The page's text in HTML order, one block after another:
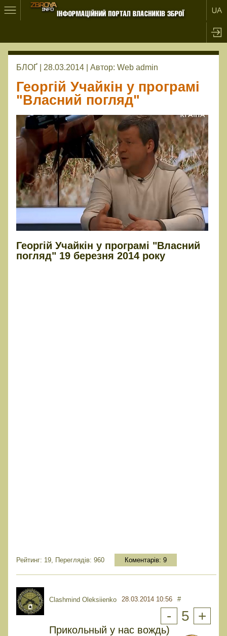
БЛОҐ | 28.03.2014 | Автор: Web admin
Георгій Учайкін у програмі
"Власний погляд"
Георгій Учайкін у програмі "Власний
погляд" 19 березня 2014 року
Рейтинг: 19, Переглядів: 960 Коментарів: 9
Clashmind Oleksiienko 28.03.2014 10:56 #
- 5 +
Прикольный у нас вождь)